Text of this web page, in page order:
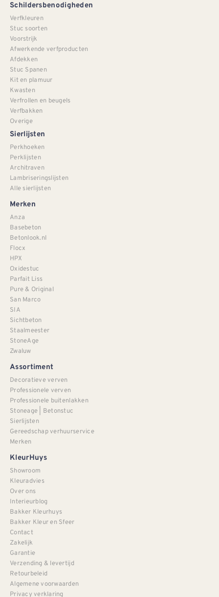
Schildersbenodigheden
Verfkleuren
Stuc soorten
Voorstrijk
Afwerkende verfproducten
Afdekken
Stuc Spanen
Kit en plamuur
Kwasten
Verfrollen en beugels
Verfbakken
Overige
Sierlijsten
Perkhoeken
Perklijsten
Architraven
Lambriseringslijsten
Alle sierlijsten
Merken
Anza
Basebeton
Betonlook.nl
Flocx
HPX
Oxidestuc
Parfait Liss
Pure & Original
San Marco
SIA
Sichtbeton
Staalmeester
StoneAge
Zwaluw
Assortiment
Decoratieve verven
Professionele verven
Professionele buitenlakken
Stoneage | Betonstuc
Sierlijsten
Gereedschap verhuurservice
Merken
KleurHuys
Showroom
Kleuradvies
Over ons
Interieurblog
Bakker Kleurhuys
Bakker Kleur en Sfeer
Contact
Zakelijk
Garantie
Verzending & levertijd
Retourbeleid
Algemene voorwaarden
Privacy verklaring